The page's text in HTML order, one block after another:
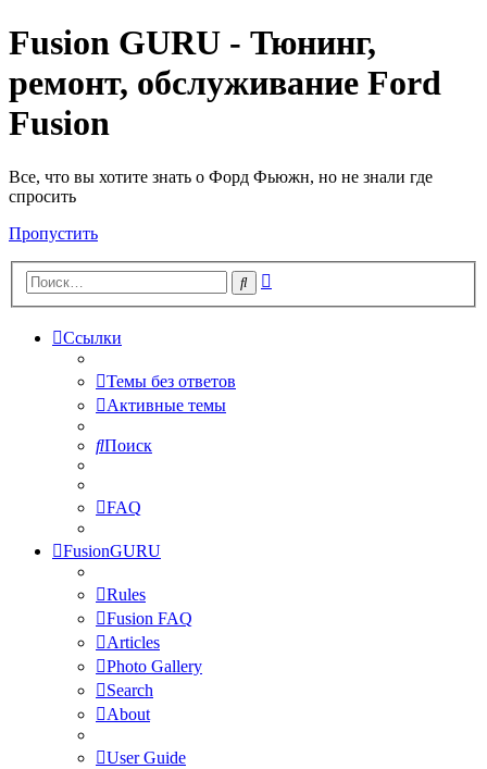
Fusion GURU - Тюнинг,
ремонт, обслуживание Ford
Fusion
Все, что вы хотите знать о Форд Фьюжн, но не знали где
спросить
Пропустить
Поиск
Ссылки
Темы без ответов
Активные темы
Поиск
FAQ
FusionGURU
Rules
Fusion FAQ
Articles
Photo Gallery
Search
About
User Guide